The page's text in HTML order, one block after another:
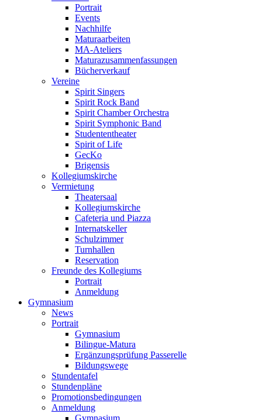
Portrait
Events
Nachhilfe
Maturaarbeiten
MA-Ateliers
Maturazusammenfassungen
Bücherverkauf
Vereine
Spirit Singers
Spirit Rock Band
Spirit Chamber Orchestra
Spirit Symphonic Band
Studententheater
Spirit of Life
GecKo
Brigensis
Kollegiumskirche
Vermietung
Theatersaal
Kollegiumskirche
Cafeteria und Piazza
Internatskeller
Schulzimmer
Turnhallen
Reservation
Freunde des Kollegiums
Portrait
Anmeldung
Gymnasium
News
Portrait
Gymnasium
Bilingue-Matura
Ergänzungsprüfung Passerelle
Bildungswege
Stundentafel
Stundenpläne
Promotionsbedingungen
Anmeldung
Gymnasium